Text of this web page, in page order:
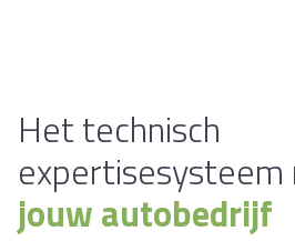
Het technisch
expertisesysteem
jouw autobedrijf